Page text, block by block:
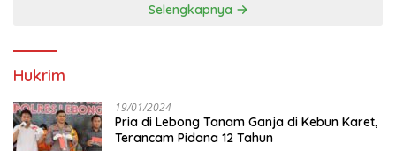
Selengkapnya
Hukrim
19/01/2024
Pria di Lebong Tanam Ganja di Kebun Karet,
Terancam Pidana 12 Tahun